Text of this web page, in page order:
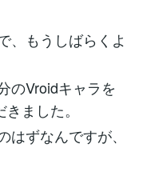
、もうしばらくよ
のVroidキャラを
ました。
ずなんですが、